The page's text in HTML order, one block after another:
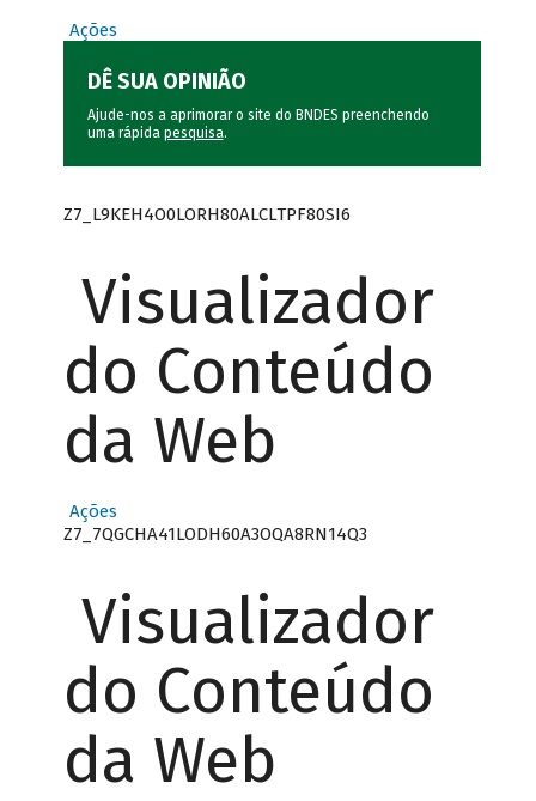
Ações
DÊ SUA OPINIÃO
Ajude-nos a aprimorar o site do BNDES preenchendo
uma rápida pesquisa.
Z7_L9KEH4O0LORH80ALCLTPF80SI6
Visualizador
do Conteúdo
da Web
Ações
Z7_7QGCHA41LODH60A3OQA8RN14Q3
Visualizador
do Conteúdo
da Web